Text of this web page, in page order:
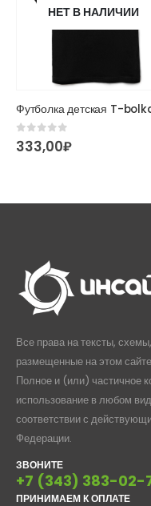
НЕТ В НАЛИЧИИ
Этот товар имеет несколько вариаций. Опции можно выбрать на странице товара.
0 из 5
333,00₽
Все права на тексты,
размещенные на этом
Полное и (или) частичное
использование в любом
соответствии с
Федерации.
ЗВОНИТЕ
+7 (343) 383-02-
ПРИНИМАЕМ К ОПЛАТЕ